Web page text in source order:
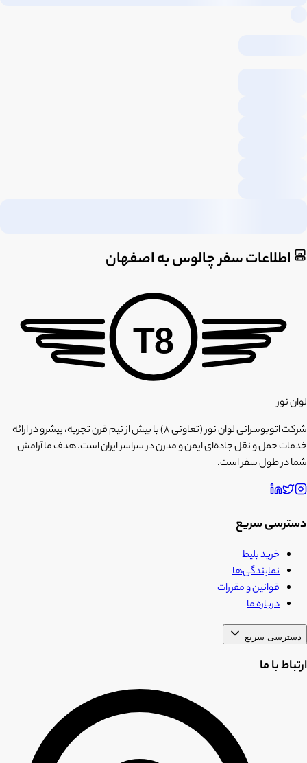
اطلاعات سفر چالوس به اصفهان
T8
لوان نور
شرکت اتوبوسرانی لوان نور (تعاونی ۸) با بیش از نیم قرن تجربه، پیشرو در ارائه
خدمات حمل و نقل جاده‌ای ایمن و مدرن در سراسر ایران است. هدف ما آرامش
شما در طول سفر است.
دسترسی سریع
خرید بلیط
نمایندگی‌ها
قوانین و مقررات
درباره ما
دسترسی سریع
ارتباط با ما